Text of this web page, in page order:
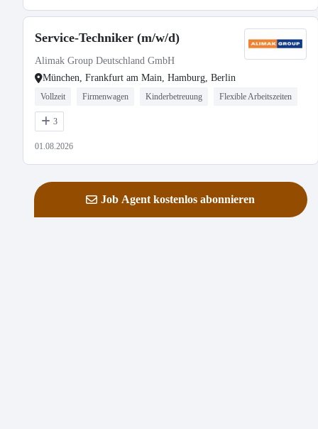
Service-Techniker (m/w/d)
Alimak Group Deutschland GmbH
München, Frankfurt am Main, Hamburg, Berlin
Vollzeit Firmenwagen Kinderbetreuung Flexible Arbeitszeiten
3
01.08.2026
Job Agent kostenlos abonnieren